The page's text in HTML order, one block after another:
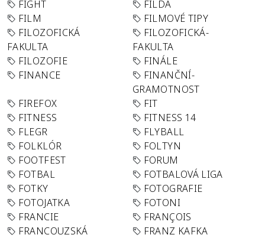
FIGHT
FILDA
FILM
FILMOVÉ TIPY
FILOZOFICKÁ
FAKULTA
FILOZOFICKÁ-
FAKULTA
FILOZOFIE
FINÁLE
FINANCE
FINANČNÍ-
GRAMOTNOST
FIREFOX
FIT
FITNESS
FITNESS 14
FLEGR
FLYBALL
FOLKLÓR
FOLTYN
FOOTFEST
FORUM
FOTBAL
FOTBALOVÁ LIGA
FOTKY
FOTOGRAFIE
FOTOJATKA
FOTONI
FRANCIE
FRANÇOIS
FRANCOUZSKÁ
FRANZ KAFKA